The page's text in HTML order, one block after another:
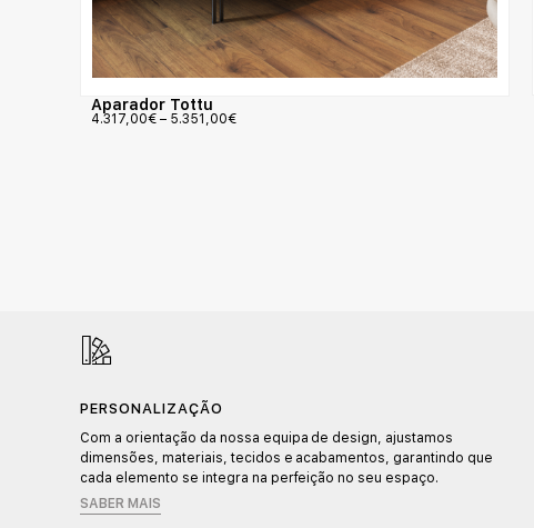
Aparador Tottu
4.317,00€ – 5.351,00€
PERSONALIZAÇÃO
Com a orientação da nossa equipa de design, ajustamos
dimensões, materiais, tecidos e acabamentos, garantindo que
cada elemento se integra na perfeição no seu espaço.
SABER MAIS